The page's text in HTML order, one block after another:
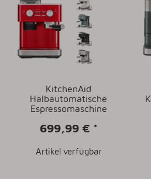
KitchenAid
Halbautomatische
Espressomaschine
699,99 € *
Artikel verfügbar